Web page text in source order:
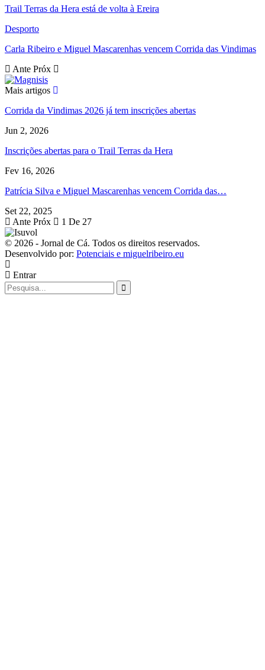
Trail Terras da Hera está de volta à Ereira
Desporto
Carla Ribeiro e Miguel Mascarenhas vencem Corrida das Vindimas
Ante Próx
Mais artigos
Corrida da Vindimas 2026 já tem inscrições abertas
Jun 2, 2026
Inscrições abertas para o Trail Terras da Hera
Fev 16, 2026
Patrícia Silva e Miguel Mascarenhas vencem Corrida das…
Set 22, 2025
Ante Próx 1 De 27
© 2026 - Jornal de Cá. Todos os direitos reservados.
Desenvolvido por: Potenciais e miguelribeiro.eu
Entrar